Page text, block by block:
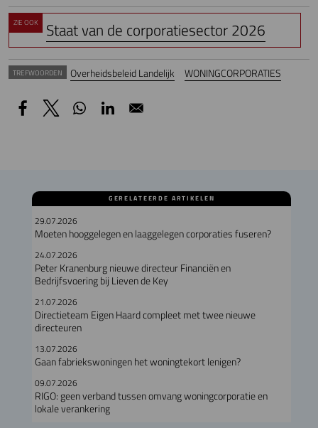
ZIE OOK Staat van de corporatiesector 2026
TREFWOORDEN Overheidsbeleid Landelijk WONINGCORPORATIES
GERELATEERDE ARTIKELEN
29.07.2026
Moeten hooggelegen en laaggelegen corporaties fuseren?
24.07.2026
Peter Kranenburg nieuwe directeur Financiën en
Bedrijfsvoering bij Lieven de Key
21.07.2026
Directieteam Eigen Haard compleet met twee nieuwe
directeuren
13.07.2026
Gaan fabriekswoningen het woningtekort lenigen?
09.07.2026
RIGO: geen verband tussen omvang woningcorporatie en
lokale verankering